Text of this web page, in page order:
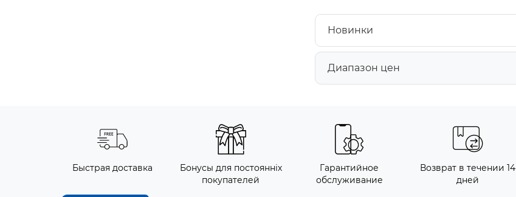
Новинки
Диапазон цен
Быстрая доставка
Бонусы для постоянніх
покупателей
Гарантийное
обслуживание
Возврат в течении 14
дней